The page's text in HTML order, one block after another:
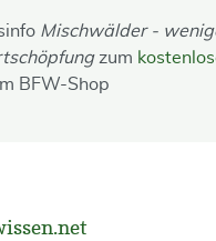
Mischwälder -
zum
BFW-Shop